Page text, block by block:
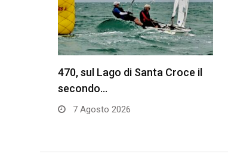
470, sul Lago di Santa Croce il
secondo…
7 Agosto 2026